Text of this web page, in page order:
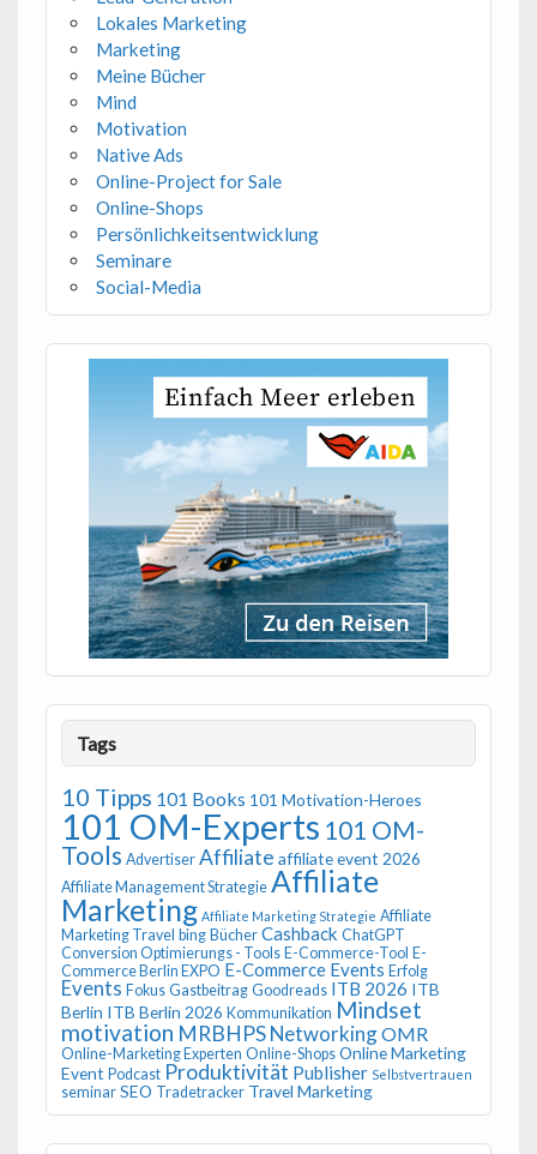
Lokales Marketing
Marketing
Meine Bücher
Mind
Motivation
Native Ads
Online-Project for Sale
Online-Shops
Persönlichkeitsentwicklung
Seminare
Social-Media
Tags
10 Tipps 101 Books 101 Motivation-Heroes
101 OM-Experts 101 OM-
Tools Advertiser Affiliate affiliate event 2026
Affiliate Management Strategie Affiliate
Marketing Affiliate Marketing Strategie Affiliate
Marketing Travel bing Bücher Cashback ChatGPT
Conversion Optimierungs - Tools E-Commerce-Tool E-
Commerce Berlin EXPO E-Commerce Events Erfolg
Events Fokus Gastbeitrag Goodreads ITB 2026 ITB
Berlin ITB Berlin 2026 Kommunikation Mindset
motivation MRBHPSNetworkingOMR
Online-Marketing Experten Online-Shops Online Marketing
Event Podcast Produktivität Publisher Selbstvertrauen
seminar SEO Tradetracker Travel Marketing